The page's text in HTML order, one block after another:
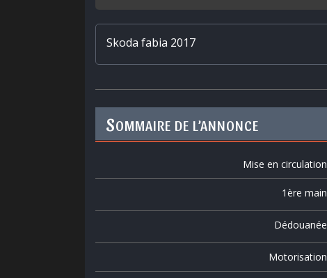
Skoda fabia 2017
SOMMAIRE DE L’ANNONCE
Mise en circulation
1ère main
Dédouanée
Motorisation